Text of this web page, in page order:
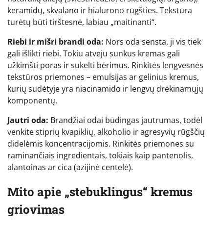
keramidų, skvalano ir hialurono rūgšties. Tekstūra
turėtų būti tirštesnė, labiau „maitinanti“.
Riebi ir mišri brandi oda: Nors oda sensta, ji vis tiek
gali išlikti riebi. Tokiu atveju sunkus kremas gali
užkimšti poras ir sukelti bėrimus. Rinkitės lengvesnės
tekstūros priemones – emulsijas ar gelinius kremus,
kurių sudėtyje yra niacinamido ir lengvų drėkinamųjų
komponentų.
Jautri oda: Brandžiai odai būdingas jautrumas, todėl
venkite stiprių kvapiklių, alkoholio ir agresyvių rūgščių
didelėmis koncentracijomis. Rinkitės priemones su
raminančiais ingredientais, tokiais kaip pantenolis,
alantoinas ar cica (azijinė centelė).
Mito apie „stebuklingus“ kremus
griovimas